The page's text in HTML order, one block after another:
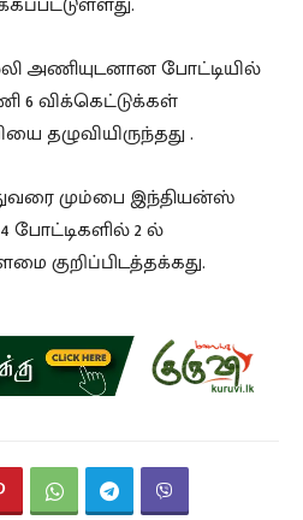
அணியுடனான போட்டியில்
6 விக்கெட்டுக்கள்
தழுவியிருந்தது .
மும்பை இந்தியன்ஸ்
போட்டிகளில் 2 ல்
குறிப்பிடத்தக்கது.